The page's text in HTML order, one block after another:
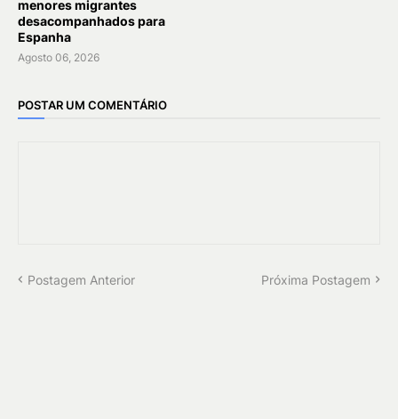
menores migrantes
desacompanhados para
Espanha
Agosto 06, 2026
POSTAR UM COMENTÁRIO
Postagem Anterior Próxima Postagem